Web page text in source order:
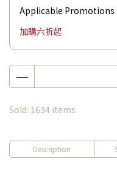
Applicable Promotions
加購六折起
Sold: 1634 items
Description